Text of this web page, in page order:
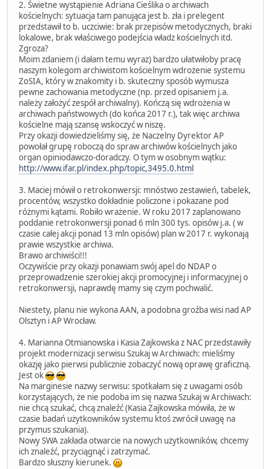
2. Świetne wystąpienie Adriana Cieślika o archiwach
kościelnych: sytuacja tam panująca jest b. zła i prelegent
przedstawił to b. uczciwie: brak przepisów metodycznych, braki
lokalowe, brak właściwego podejścia władz kościelnych itd.
Zgroza?
Moim zdaniem (i dałam temu wyraz) bardzo ułatwiłoby pracę
naszym kolegom archiwistom kościelnym wdrożenie systemu
ZoSIA, który w znakomity i b. skuteczny sposób wymusza
pewne zachowania metodyczne (np. przed opisaniem j.a.
należy założyć zespół archiwalny). Kończą się wdrożenia w
archiwach państwowych (do końca 2017 r.), tak więc archiwa
kościelne mają szansę wskoczyć w niszę.
Przy okazji dowiedzieliśmy się, że Naczelny Dyrektor AP
powołał grupę roboczą do spraw archiwów kościelnych jako
organ opiniodawczo-doradczy. O tym w osobnym wątku:
http://www.ifar.pl/index.php/topic,3495.0.html
3. Maciej mówił o retrokonwersji: mnóstwo zestawień, tabelek,
procentów, wszystko dokładnie policzone i pokazane pod
różnymi kątami. Robiło wrażenie. W roku 2017 zaplanowano
poddanie retrokonwersji ponad 6 mln 300 tys. opisów j.a. ( w
czasie całej akcji ponad 13 mln opisów) plan w 2017 r. wykonają
prawie wszystkie archiwa.
Brawo archiwiści!!!
Oczywiście przy okazji ponawiam swój apel do NDAP o
przeprowadzenie szerokiej akcji promocyjnej i informacyjnej o
retrokonwersji, naprawdę mamy się czym pochwalić.
Niestety, planu nie wykona AAN, a podobna groźba wisi nad AP
Olsztyn i AP Wrocław.
4. Marianna Otmianowska i Kasia Zajkowska z NAC przedstawiły
projekt modernizacji serwisu Szukaj w Archiwach: mieliśmy
okazję jako pierwsi publicznie zobaczyć nową oprawę graficzną.
Jest ok
Na marginesie nazwy serwisu: spotkałam się z uwagami osób
korzystających, że nie podoba im się nazwa Szukaj w Archiwach:
nie chcą szukać, chcą znaleźć (Kasia Zajkowska mówiła, że w
czasie badań użytkowników systemu ktoś zwrócił uwagę na
przymus szukania).
Nowy SWA zakłada otwarcie na nowych użytkowników, chcemy
ich znaleźć, przyciągnąć i zatrzymać.
Bardzo słuszny kierunek.